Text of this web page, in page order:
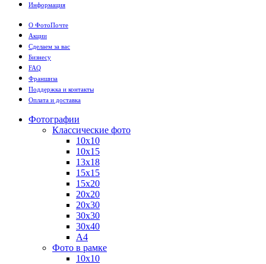
Информация
О ФотоПочте
Акции
Сделаем за вас
Бизнесу
FAQ
Франшиза
Поддержка и контакты
Оплата и доставка
Фотографии
Классические фото
10х10
10х15
13х18
15х15
15х20
20х20
20х30
30х30
30х40
А4
Фото в рамке
10х10